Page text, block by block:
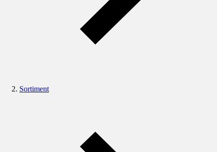
Sortiment